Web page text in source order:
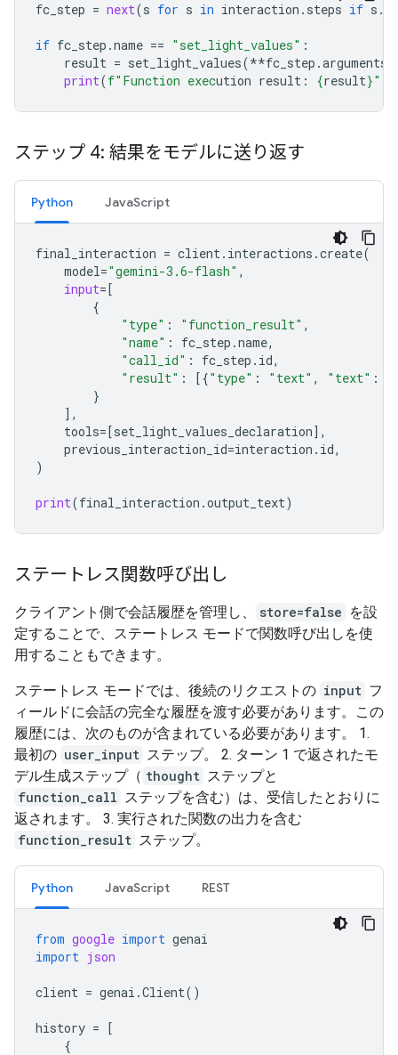
fc_step = next(s for s in interaction . steps if s .
if fc_step .name == "set_light_values" :
result = set_light_values(**fc_step .arguments
print(f"Function execution result: {result}"
ステップ 4: 結果をモデルに送り返す
Python JavaScript
final_interaction = client. interactions .create(
model="gemini-3.6-flash" ,
input= [
{
"type" : "function_result" ,
"name" : fc_step .name,
"call_id" : fc_step . id,
"result" : [{"type" : "text" , "text" :
}
],
tools= [set_light_values_declaration],
previous_interaction_id=interaction . id,
)
print(final_interaction .output_text)
ステートレス関数呼び出し
クライアント側で会話履歴を管理し、 store=false を設
定することで、ステートレス モードで関数呼び出しを使
用することもできます。
ステートレス モードでは、後続のリクエストの input フ
ィールドに会話の完全な履歴を渡す必要があります。この
履歴には、次のものが含まれている必要があります。 1.
最初の user_input ステップ。 2. ターン 1 で返されたモ
デル生成ステップ（ thought ステップと
function_call ステップを含む）は、受信したとおりに
返されます。 3. 実行された関数の出力を含む
function_result ステップ。
Python JavaScript REST
from google import genai
import json
client = genai .Client()
history =
[
{